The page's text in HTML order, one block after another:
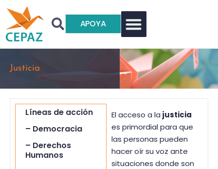
APOYA
Justicia
Líneas de acción
– Democracia
– Derechos
Humanos
El acceso a la justicia
es primordial para que
las personas pueden
hacer oír su voz ante
situaciones donde son